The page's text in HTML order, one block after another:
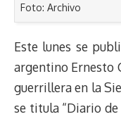
Foto: Archivo
Este lunes se
argentino Ernesto
guerrillera en la
se titula “Diario